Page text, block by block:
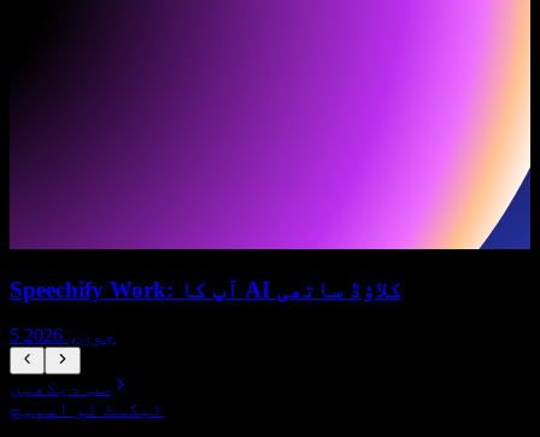
Speechify Work: آپ کا AI کلاؤڈ ساتھی
5 جون، 2026
سب دیکھیں
ٹیکسٹ ٹو اسپیچ